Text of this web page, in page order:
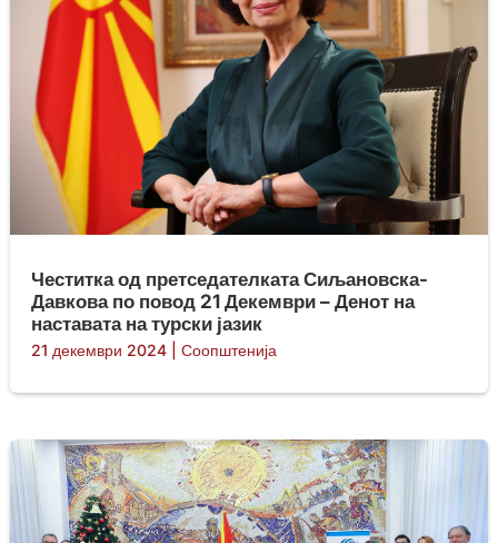
Честитка од претседателката Сиљановска-
Давкова по повод 21 Декември – Денот на
наставата на турски јазик
21 декември 2024| Соопштенија